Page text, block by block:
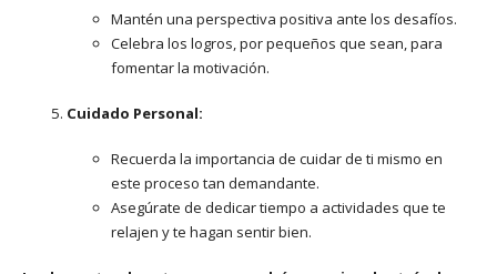
Mantén una perspectiva positiva ante los desafíos.
Celebra los logros, por pequeños que sean, para
fomentar la motivación.
Cuidado Personal:
Recuerda la importancia de cuidar de ti mismo en
este proceso tan demandante.
Asegúrate de dedicar tiempo a actividades que te
relajen y te hagan sentir bien.